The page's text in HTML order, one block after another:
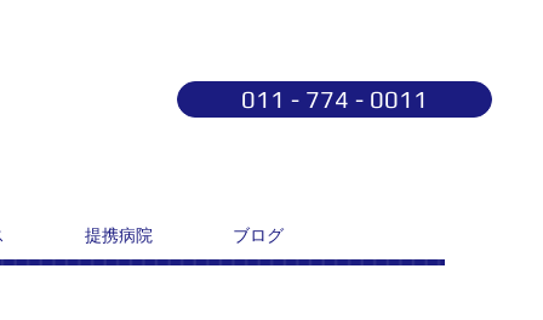
011 - 774 - 0011
提携病院 ブログ